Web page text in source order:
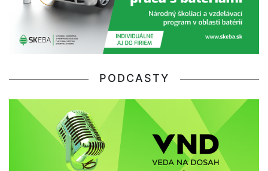
PODCASTY